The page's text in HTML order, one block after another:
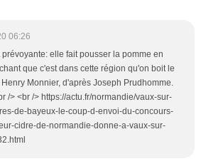
06:26
elle fait pousser la pomme en
que c'est dans cette région qu'on boit le
Monnier, d'après Joseph Prudhomme.
/> <br /> https://actu.fr/normandie/vaux-sur-
de-bayeux-le-coup-d-envoi-du-concours-
cidre-de-normandie-donne-a-vaux-sur-